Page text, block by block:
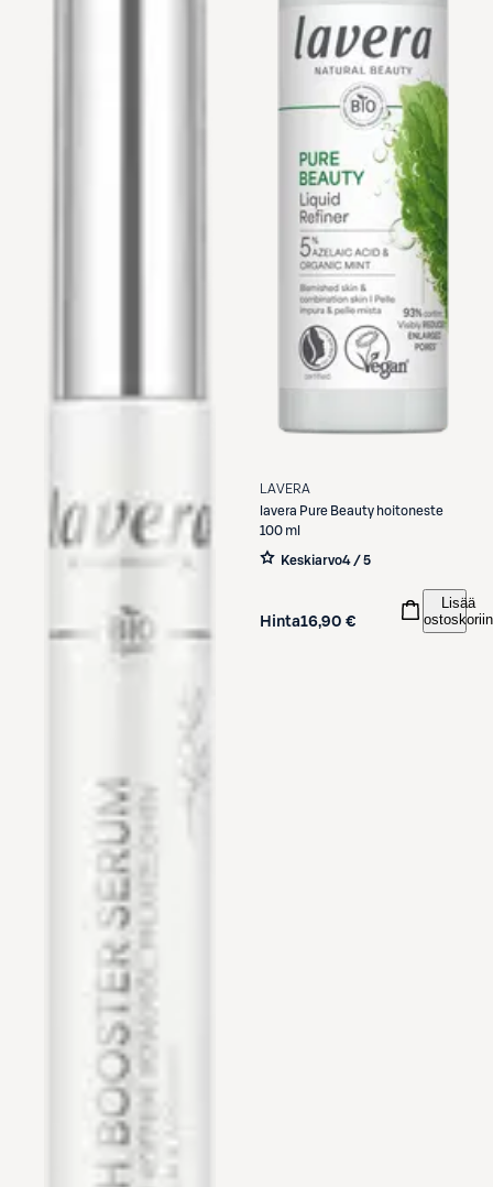
LAVERA
lavera Pure Beauty hoitoneste
100 ml
Keskiarvo4 / 5
Hinta16,90 €
Lisää
ostoskoriin